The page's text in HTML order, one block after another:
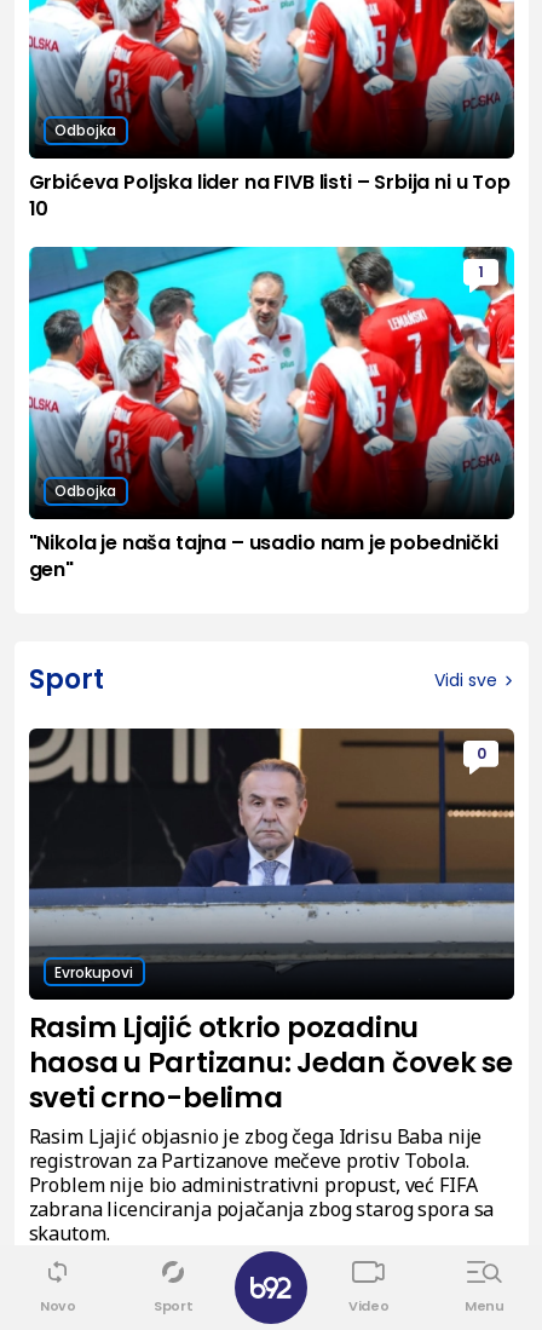
Odbojka
Grbićeva Poljska lider na FIVB listi – Srbija ni u Top
10
1
Odbojka
"Nikola je naša tajna – usadio nam je pobednički
gen"
Sport Vidi sve
0
Evrokupovi
Rasim Ljajić otkrio pozadinu
haosa u Partizanu: Jedan čovek se
sveti crno-belima
Rasim Ljajić objasnio je zbog čega Idrisu Baba nije
registrovan za Partizanove mečeve protiv Tobola.
Problem nije bio administrativni propust, već FIFA
zabrana licenciranja pojačanja zbog starog spora sa
skautom.
0
Novo Sport Video Menu
✕